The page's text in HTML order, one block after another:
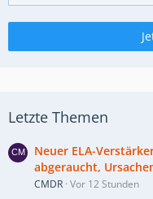
Letzte Themen
Neuer ELA-
abgeraucht,
CMDR Vor 12 Stunden